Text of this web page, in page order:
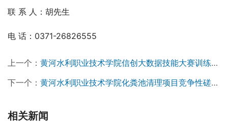
联 系 人：胡先生
电 话：0371-26826555
上一个： 黄河水利职业技术学院信创大数据技能大赛训练平台项目成交公告
下一个： 黄河水利职业技术学院化粪池清理项目竞争性磋商公告
相关新闻